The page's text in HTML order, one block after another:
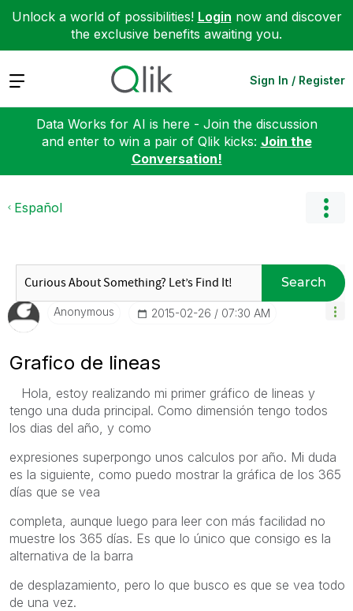
Unlock a world of possibilities! Login now and discover
the exclusive benefits awaiting you.
Expand Sign In / Register
Data Works for AI is here - Join the discussion
and enter to win a pair of Qlik kicks: Join the
Conversation!
Español
Search
Anonymous ‎2015-02-26 07:30 AM
Grafico de lineas
Hola, estoy realizando mi primer gráfico de lineas y
tengo una duda principal. Como dimensión tengo todos
los dias del año, y como
expresiones superpongo unos calculos por año. Mi duda
es la siguiente, como puedo mostrar la gráfica de los 365
días que se vea
completa, aunque luego para leer con más facilidad no
muestre los 365 días. Es que lo único que consigo es la
alternativa de la barra
de desplazamiento, pero lo que busco es que se vea todo
de una vez.